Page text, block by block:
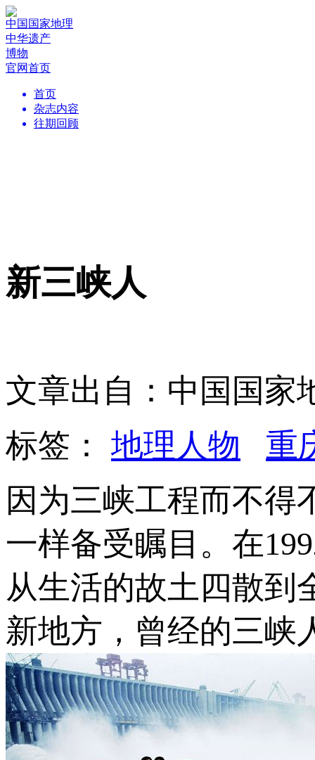
中国国家地理
中华遗产
博物
官网首页
首页
杂志内容
往期回顾
新三峡人
文章出自：中国国家
标签： 地理人物
重
因为三峡工程而不得
一样备受瞩目。在
从生活的故土四散到
新地方，曾经的三峡